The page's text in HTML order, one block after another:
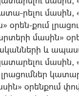
րելու
քում
մասին»
և
օրենքում